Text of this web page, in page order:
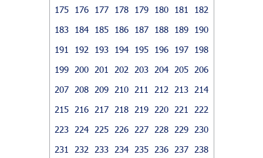
175
176 177 178 179 180 181
182
183
184 185 186 187 188 189
190
191
192 193 194 195 196 197
198
199
200 201 202 203 204 205
206
207
208 209 210 211 212 213
214
215
216 217 218 219 220 221
222
223
224 225 226 227 228 229
230
231
232 233 234 235 236 237
238